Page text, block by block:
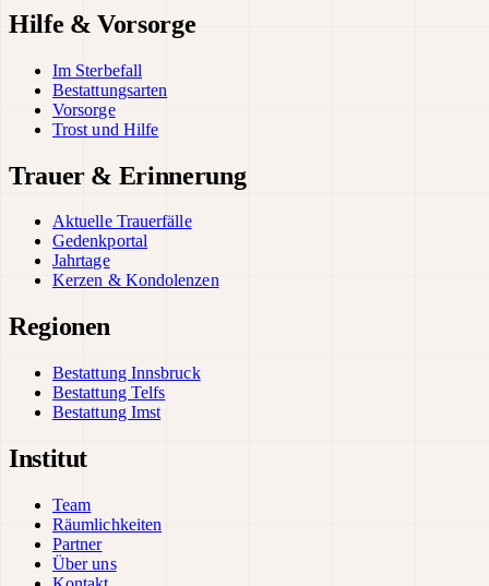
Hilfe & Vorsorge
Im Sterbefall
Bestattungsarten
Vorsorge
Trost und Hilfe
Trauer & Erinnerung
Aktuelle Trauerfälle
Gedenkportal
Jahrtage
Kerzen & Kondolenzen
Regionen
Bestattung Innsbruck
Bestattung Telfs
Bestattung Imst
Institut
Team
Räumlichkeiten
Partner
Über uns